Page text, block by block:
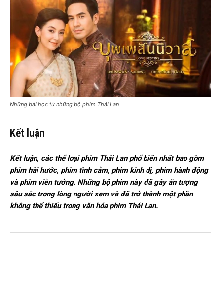
Những bài học từ những bộ phim Thái Lan
Kết luận
Kết luận, các thể loại phim Thái Lan phổ biến nhất bao gồm
phim hài hước, phim tình cảm, phim kinh dị, phim hành động
và phim viễn tưởng. Những bộ phim này đã gây ấn tượng
sâu sắc trong lòng người xem và đã trở thành một phần
không thể thiếu trong văn hóa phim Thái Lan.